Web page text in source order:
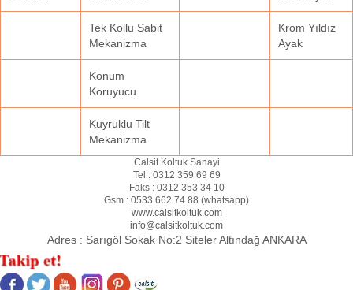
Tek Kollu Sabit
Mekanizma
Krom Yıldız
Ayak
Konum
Koruyucu
Kuyruklu Tilt
Mekanizma
Calsit Koltuk Sanayi
Tel : 0312 359 69 69
Faks : 0312 353 34 10
Gsm : 0533 662 74 88 (whatsapp)
www.calsitkoltuk.com
info@calsitkoltuk.com
Adres : Sarıgöl Sokak No:2 Siteler Altındağ ANKARA